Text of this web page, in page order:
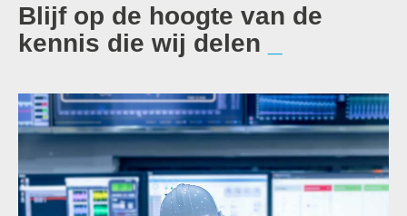
Blijf op de hoogte van de
kennis die wij delen